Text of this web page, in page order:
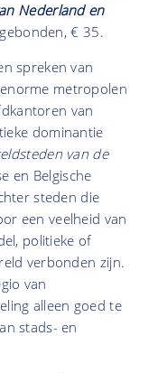
Nederland en
€ 35.
spreken van
metropolen
van
dominantie
van de
en Belgische
steden die
een veelheid van
politieke of
verbonden zijn.
van
alleen goed te
stads- en